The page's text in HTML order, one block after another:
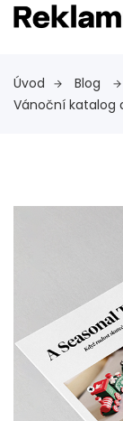
Úvod
Blog
Vánoční katalog